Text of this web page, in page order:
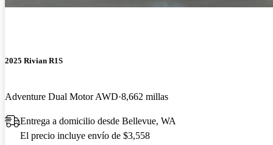
2025 Rivian R1S
Adventure Dual Motor AWD 8,662 millas
Entrega a domicilio desde Bellevue, WA
El precio incluye envío de $3,558